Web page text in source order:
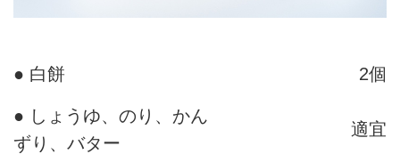
● 白餅 2個
● しょうゆ、のり、かん
ずり、バター
適宜